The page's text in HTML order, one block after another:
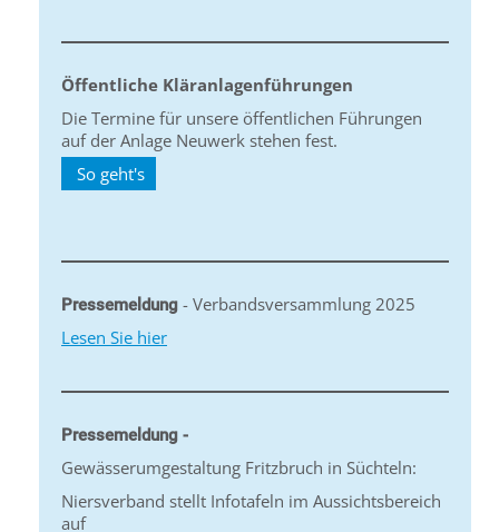
Öffentliche Kläranlagenführungen
Die Termine für unsere öffentlichen Führungen
auf der Anlage Neuwerk stehen fest.
So geht's
Pressemeldung - Verbandsversammlung 2025
Lesen Sie hier
Pressemeldung -
Gewässerumgestaltung Fritzbruch in Süchteln:
Niersverband stellt Infotafeln im Aussichtsbereich
auf